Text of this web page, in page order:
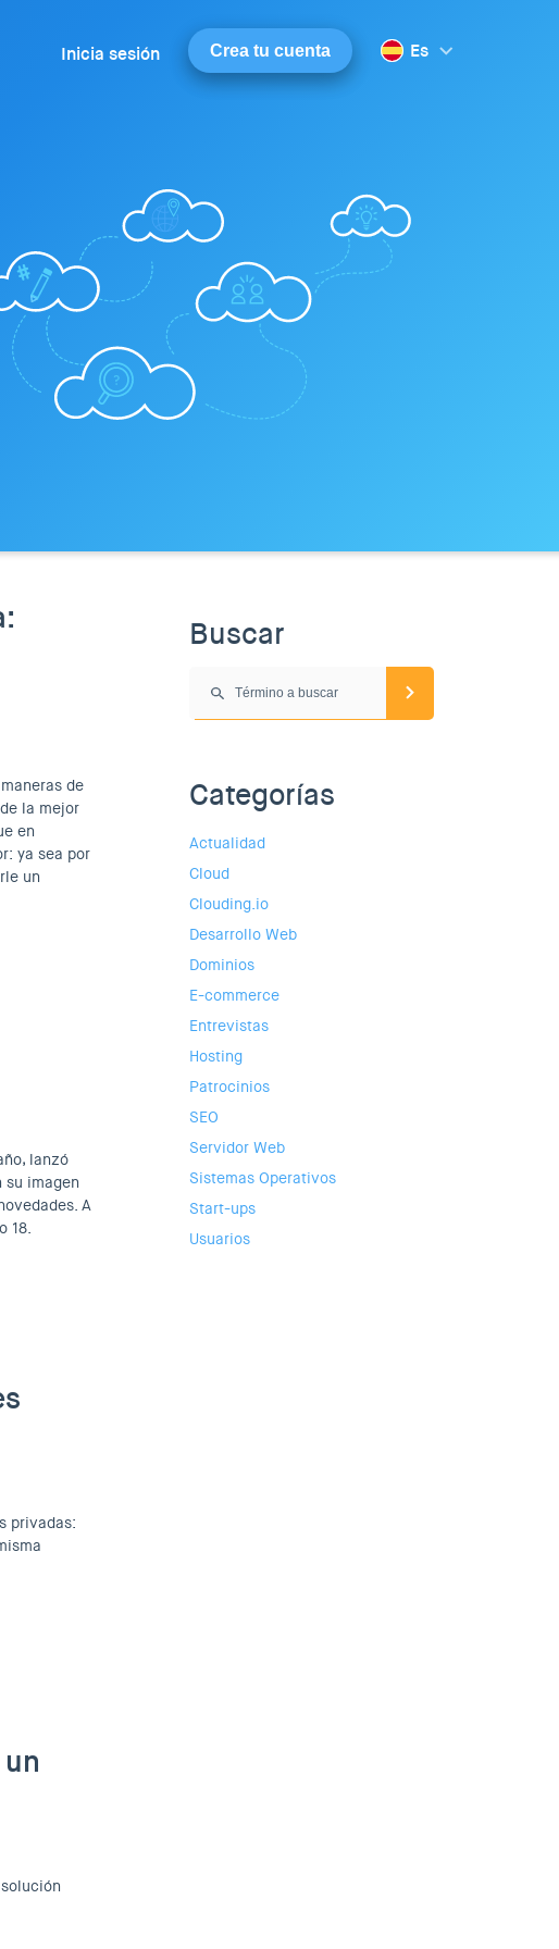
Inicia sesión Crea tu cuenta Es
de
la mejor
en
ya sea por
un
lanzó
su imagen
A
18.
privadas:
Buscar
Categorías
Actualidad
Cloud
Clouding.io
Desarrollo Web
Dominios
E-commerce
Entrevistas
Hosting
Patrocinios
SEO
Servidor Web
Sistemas Operativos
Start-ups
Usuarios